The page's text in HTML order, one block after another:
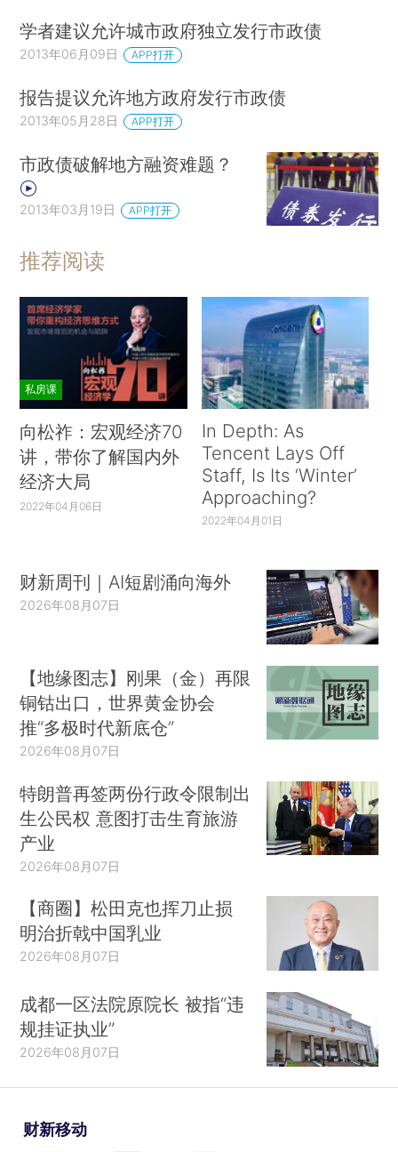
学者建议允许城市政府独立发行市政债
2013年06月09日 APP打开
报告提议允许地方政府发行市政债
2013年05月28日 APP打开
市政债破解地方融资难题？
2013年03月19日 APP打开
推荐阅读
私房课
向松祚：宏观经济70
讲，带你了解国内外
经济大局
2022年04月06日
In Depth: As
Tencent Lays Off
Staff, Is Its ‘Winter’
Approaching?
2022年04月01日
财新周刊｜AI短剧涌向海外
2026年08月07日
【地缘图志】刚果（金）再限
铜钴出口，世界黄金协会
推“多极时代新底仓”
2026年08月07日
特朗普再签两份行政令限制出
生公民权 意图打击生育旅游
产业
2026年08月07日
【商圈】松田克也挥刀止损
明治折戟中国乳业
2026年08月07日
成都一区法院原院长 被指“违
规挂证执业”
2026年08月07日
财新移动